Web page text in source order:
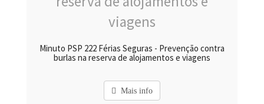
Minuto PSP 222 Férias Seguras - Prevenção contra
burlas na reserva de alojamentos e viagens
Mais info